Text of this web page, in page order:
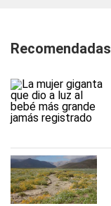
Recomendadas